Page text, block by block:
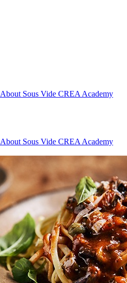
About Sous Vide CREA Academy
About Sous Vide CREA Academy